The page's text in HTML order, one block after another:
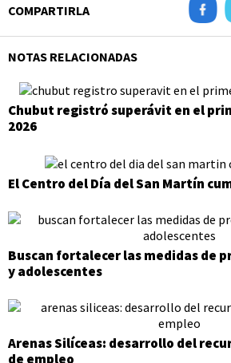
COMPARTIRLA
NOTAS RELACIONADAS
Chubut registró superávit en el
2026
El Centro del Día del San Martín
Buscan fortalecer las medidas de
y adolescentes
Arenas Silíceas: desarrollo del
de empleo